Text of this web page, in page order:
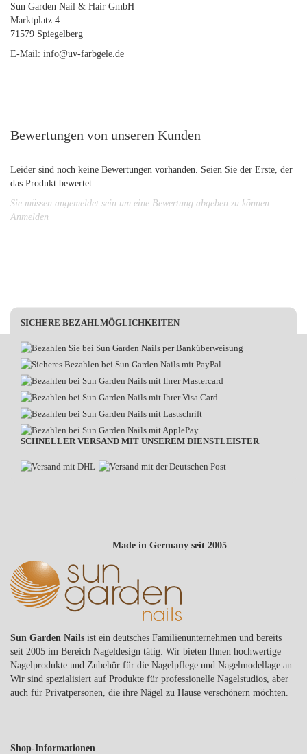
Sun Garden Nail & Hair GmbH
Marktplatz 4
71579 Spiegelberg
E-Mail: info@uv-farbgele.de
Bewertungen von unseren Kunden
Leider sind noch keine Bewertungen vorhanden. Seien Sie der Erste, der
das Produkt bewertet.
Sie müssen angemeldet sein um eine Bewertung abgeben zu können.
Anmelden
SICHERE BEZAHLMÖGLICHKEITEN
SCHNELLER VERSAND MIT UNSEREM DIENSTLEISTER
Made in Germany seit 2005
Sun Garden Nails ist ein deutsches Familienunternehmen und bereits
seit 2005 im Bereich Nageldesign tätig. Wir bieten Ihnen hochwertige
Nagelprodukte und Zubehör für die Nagelpflege und Nagelmodellage an.
Wir sind spezialisiert auf Produkte für professionelle Nagelstudios, aber
auch für Privatpersonen, die ihre Nägel zu Hause verschönern möchten.
Shop-Informationen